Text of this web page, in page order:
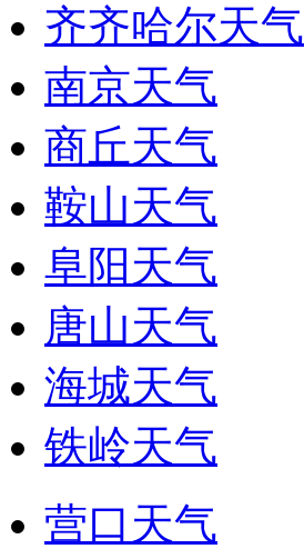
齐齐哈尔天气
南京天气
商丘天气
鞍山天气
阜阳天气
唐山天气
海城天气
铁岭天气
营口天气